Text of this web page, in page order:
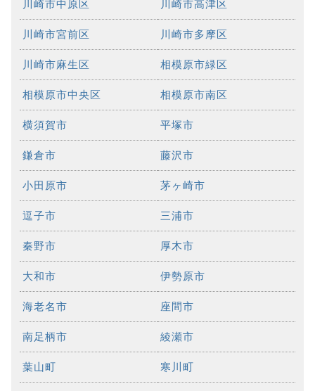
川崎市中原区 川崎市高津区
川崎市宮前区 川崎市多摩区
川崎市麻生区 相模原市緑区
相模原市中央区 相模原市南区
横須賀市 平塚市
鎌倉市 藤沢市
小田原市 茅ヶ崎市
逗子市 三浦市
秦野市 厚木市
大和市 伊勢原市
海老名市 座間市
南足柄市 綾瀬市
葉山町 寒川町